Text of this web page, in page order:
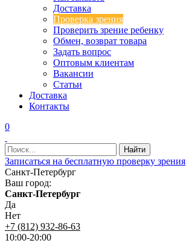
Доставка
Проверка зрения
Проверить зрение ребенку
Обмен, возврат товара
Задать вопрос
Оптовым клиентам
Вакансии
Статьи
Доставка
Контакты
0
Записаться на бесплатную проверку зрения
Санкт-Петербург
Ваш город:
Санкт-Петербург
Да
Нет
+7 (812) 932-86-63
10:00-20:00